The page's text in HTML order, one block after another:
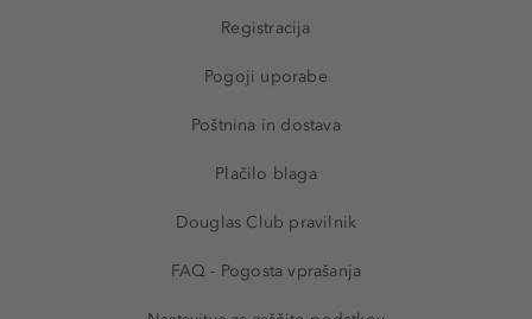
Registracija
Pogoji uporabe
Poštnina in dostava
Plačilo blaga
Douglas Club pravilnik
FAQ - Pogosta vprašanja